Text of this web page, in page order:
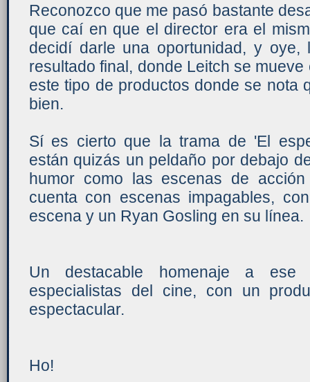
Reconozco que me pasó bastante
que caí en que el director era el
decidí darle una oportunidad, y
resultado final, donde Leitch se
este tipo de productos donde se nota
bien.
Sí es cierto que la trama de 'El
están quizás un peldaño por debajo
humor como las escenas de
cuenta con escenas impagables,
escena y un Ryan Gosling en su línea.
Un destacable homenaje a
especialistas del cine, con un
espectacular.
Ho!